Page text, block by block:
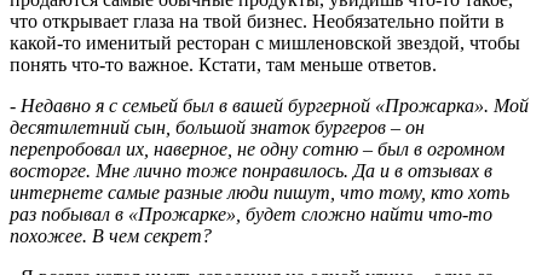
что открывает глаза на твой бизнес. Необязательно пойти в
какой-то именитый ресторан с мишленовской звездой, чтобы
понять что-то важное. Кстати, там меньше ответов.
- Недавно я с семьей был в вашей бургерной «Прожарка». Мой
десятилетний сын, большой знаток бургеров – он
перепробовал их, наверное, не одну сотню – был в огромном
восторге. Мне лично тоже понравилось. Да и в отзывах в
интернете самые разные люди пишут, что тому, кто хоть
раз побывал в «Прожарке», будет сложно найти что-то
похожее. В чем секрет?